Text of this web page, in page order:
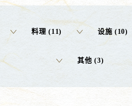
料理 (11) 设施 (10)
其他 (3)